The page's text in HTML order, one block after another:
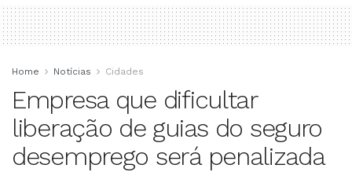
Home Notícias Cidades
Empresa que dificultar
liberação de guias do seguro
desemprego será penalizada